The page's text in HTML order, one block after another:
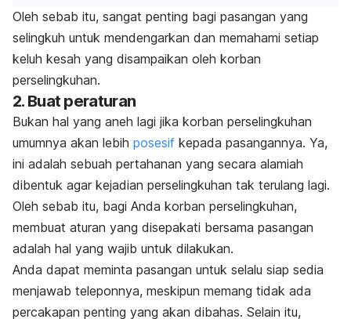
Oleh sebab itu, sangat penting bagi pasangan yang
selingkuh untuk mendengarkan dan memahami setiap
keluh kesah yang disampaikan oleh korban
perselingkuhan.
2. Buat peraturan
Bukan hal yang aneh lagi jika korban perselingkuhan
umumnya akan lebih posesif kepada pasangannya. Ya,
ini adalah sebuah pertahanan yang secara alamiah
dibentuk agar kejadian perselingkuhan tak terulang lagi.
Oleh sebab itu, bagi Anda korban perselingkuhan,
membuat aturan yang disepakati bersama pasangan
adalah hal yang wajib untuk dilakukan.
Anda dapat meminta pasangan untuk selalu siap sedia
menjawab teleponnya, meskipun memang tidak ada
percakapan penting yang akan dibahas. Selain itu,